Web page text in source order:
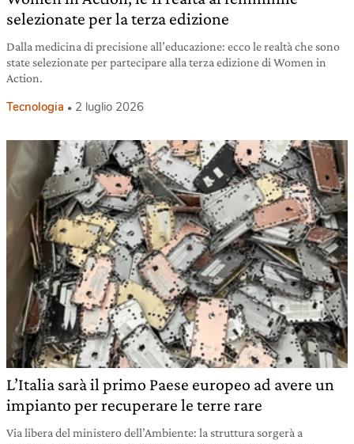
selezionate per la terza edizione
Dalla medicina di precisione all’educazione: ecco le realtà che sono
state selezionate per partecipare alla terza edizione di Women in
Action.
Tecnologia 2 luglio 2026
L’Italia sarà il primo Paese europeo ad avere un
impianto per recuperare le terre rare
Via libera del ministero dell’Ambiente: la struttura sorgerà a